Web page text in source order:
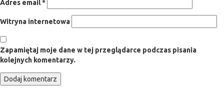
Adres email*
Witryna internetowa
Zapamiętaj moje dane w tej przeglądarce podczas pisania
kolejnych komentarzy.